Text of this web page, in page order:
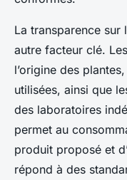
La transparence sur
autre facteur clé.
l’origine des
utilisées, ainsi que
des laboratoires
permet au
produit proposé et
répond à des